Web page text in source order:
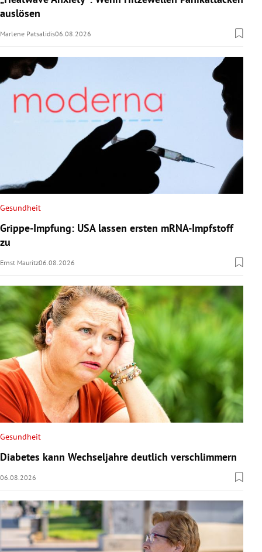
auslösen
Marlene Patsalidis06.08.2026
Gesundheit
Grippe-Impfung: USA lassen ersten mRNA-Impfstoff
zu
Ernst Mauritz06.08.2026
Gesundheit
Diabetes kann Wechseljahre deutlich verschlimmern
06.08.2026